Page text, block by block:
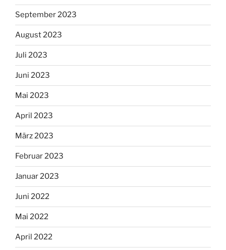
September 2023
August 2023
Juli 2023
Juni 2023
Mai 2023
April 2023
März 2023
Februar 2023
Januar 2023
Juni 2022
Mai 2022
April 2022